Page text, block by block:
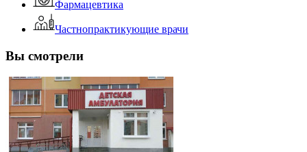
Фармацевтика
Частнопрактикующие врачи
Вы смотрели